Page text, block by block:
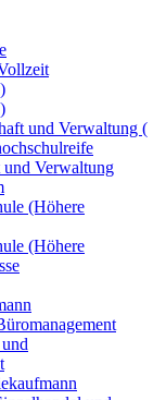
und Verwaltung (
und Verwaltung
(Höhere
(Höhere